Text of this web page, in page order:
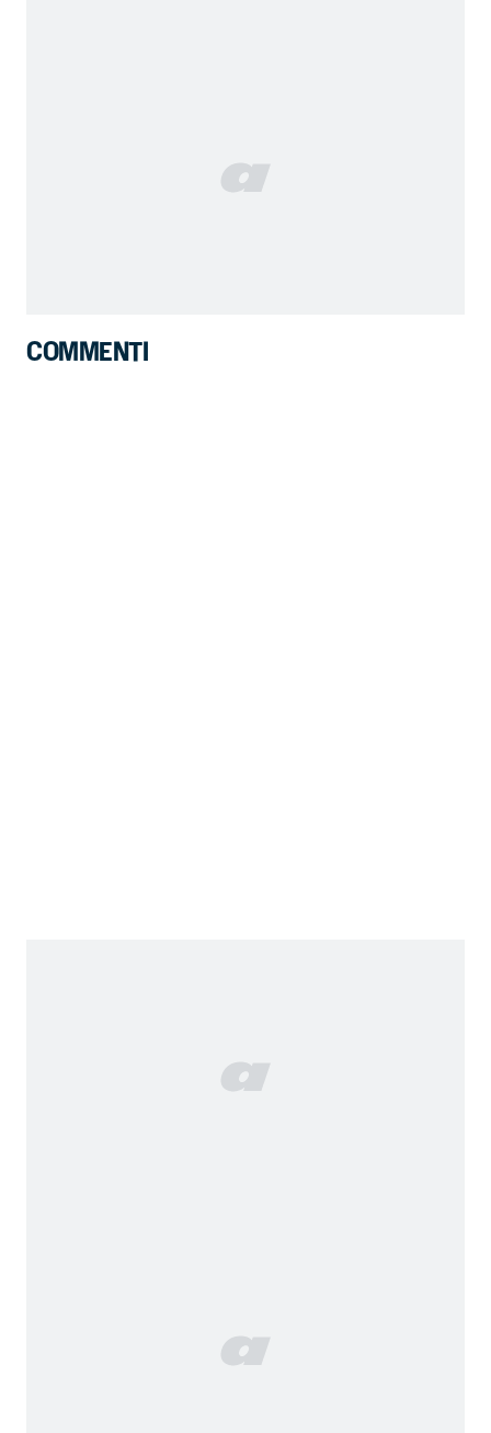
COMMENTI